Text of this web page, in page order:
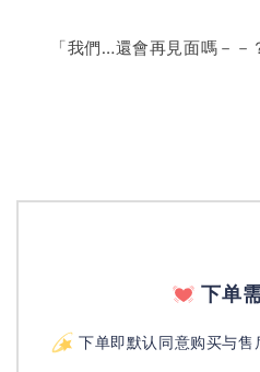
「我們…還會再見面嗎－－
下单
下单即默认同意购买与售